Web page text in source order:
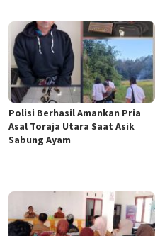
Polisi Berhasil Amankan Pria
Asal Toraja Utara Saat Asik
Sabung Ayam